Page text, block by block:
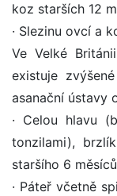
koz starších 12
· Slezinu ovcí a
Ve Velké
existuje
asanační ústavy
· Celou hlavu
tonzilami),
staršího 6 měsíců
· Páteř včetně